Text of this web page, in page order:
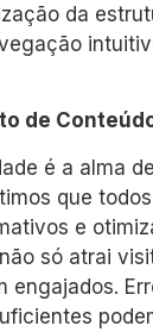
da
de
é a alma
que
e
só atrai
engajados.